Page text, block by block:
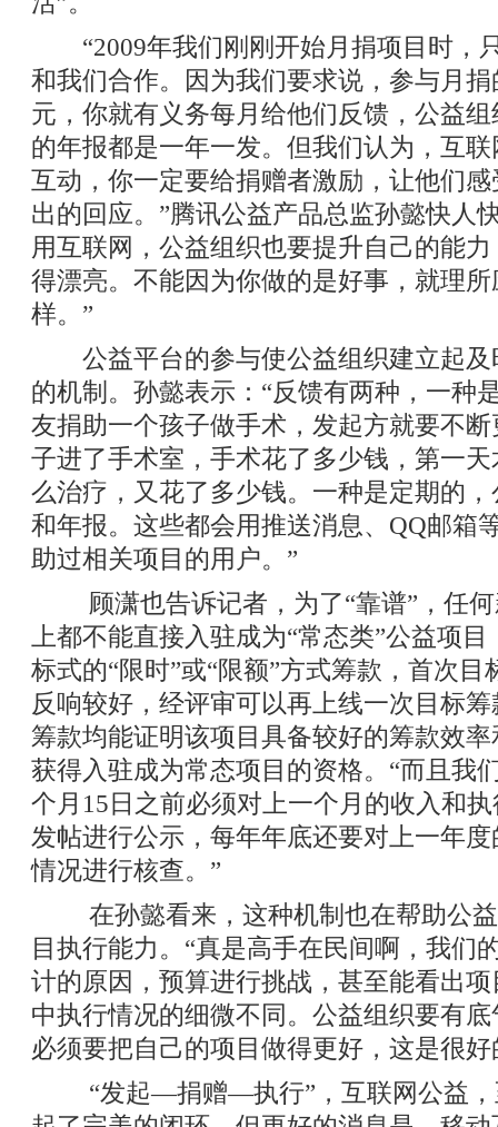
“2009年我们刚刚开始月捐项目时，
和我们合作。因为我们要求说，参与月
元，你就有义务每月给他们反馈，公益
的年报都是一年一发。但我们认为，互
互动，你一定要给捐赠者激励，让他们
出的回应。”腾讯公益产品总监孙懿快人
用互联网，公益组织也要提升自己的能
得漂亮。不能因为你做的是好事，就理
样。”
公益平台的参与使公益组织建立起及
的机制。孙懿表示：“反馈有两种，一种
友捐助一个孩子做手术，发起方就要不
子进了手术室，手术花了多少钱，第一
么治疗，又花了多少钱。一种是定期的
和年报。这些都会用推送消息、QQ邮箱
助过相关项目的用户。”
顾潇也告诉记者，为了“靠谱”，任何
上都不能直接入驻成为“常态类”公益项
标式的“限时”或“限额”方式筹款，首次目
反响较好，经评审可以再上线一次目标
筹款均能证明该项目具备较好的筹款效
获得入驻成为常态项目的资格。“而且我
个月15日之前必须对上一个月的收入和
发帖进行公示，每年年底还要对上一年
情况进行核查。”
在孙懿看来，这种机制也在帮助公益
目执行能力。“真是高手在民间啊，我们
计的原因，预算进行挑战，甚至能看出
中执行情况的细微不同。公益组织要有
必须要把自己的项目做得更好，这是很好
“发起—捐赠—执行”，互联网公益，